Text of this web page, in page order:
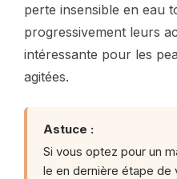
perte insensible en eau
progressivement leurs
intéressante pour les
agitées.
Astuce :
Si vous optez pour un
le en dernière étape de